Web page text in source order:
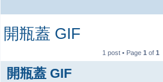
開瓶蓋 GIF
1 post • Page1 of1
開瓶蓋 GIF